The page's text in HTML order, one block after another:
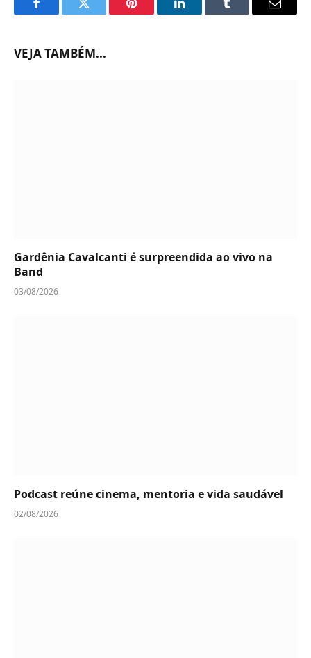
FacebookTwitter Pinterest LinkedInTumblr Email
VEJA TAMBÉM...
Gardênia Cavalcanti é surpreendida ao vivo na
Band
03/08/2026
Podcast reúne cinema, mentoria e vida saudável
02/08/2026